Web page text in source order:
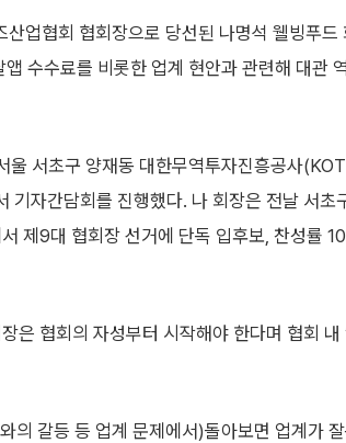
업협회 협회장으로 당선된 나명석 웰빙푸
앱 수수료를 비롯한 업계 현안과 관련해 대관
울 서초구 양재동 대한무역투자진흥공사
기자간담회를 진행했다. 나 회장은 전날 서초
제9대 협회장 선거에 단독 입후보, 찬성률
은 협회의 자성부터 시작해야 한다며 협회 내
의 갈등 등 업계 문제에서)돌아보면 업계가